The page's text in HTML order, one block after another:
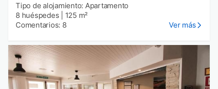
Tipo de alojamiento: Apartamento
8 huéspedes
125 m²
Comentarios: 8
Ver más